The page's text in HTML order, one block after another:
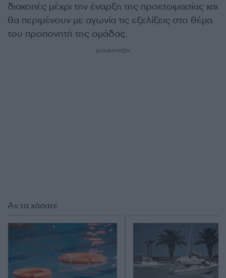
διακοπές μέχρι την έναρξη της προετοιμασίας και
θα περιμένουν με αγωνία τις εξελίξεις στο θέμα
του προπονητή της ομάδας.
ΔΙΑΦΗΜΙΣΗ
Αν τα χάσατε